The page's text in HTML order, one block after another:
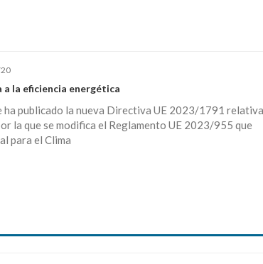
la eficiencia energética
publicado la nueva Directiva UE 2023/1791
la que se modifica el Reglamento UE 2023/955 que
para el Clima